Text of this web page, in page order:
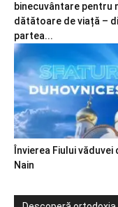
binecuvântare pentru
dătătoare de viață –
partea...
Învierea Fiului văduvei
Nain